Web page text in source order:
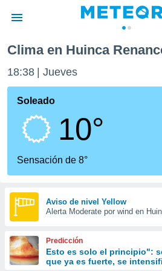
de
ha sido
calidad.
a este
las
forma
digital
basada
Clima en Huinca
18:38 Jueves
Soleado
10°
Sensación de 8°
Aviso de nivel Yellow
Alerta Moderate por wind en
Predicción
Esto es solo el principio":
que ya es fuerte, se